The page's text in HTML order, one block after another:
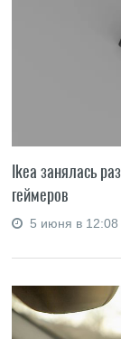
Ikea занялась
геймеров
5 июня в 12:08